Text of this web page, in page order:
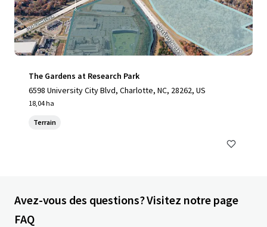
The Gardens at Research Park
6598 University City Blvd, Charlotte, NC, 28262, US
18,04 ha
Terrain
Avez-vous des questions? Visitez notre page
FAQ